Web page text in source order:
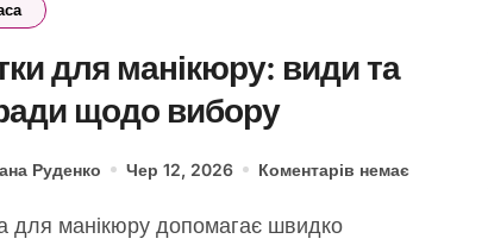
для манікюру: види та
щодо вибору
Руденко Чер 12, 2026 Коментарів немає